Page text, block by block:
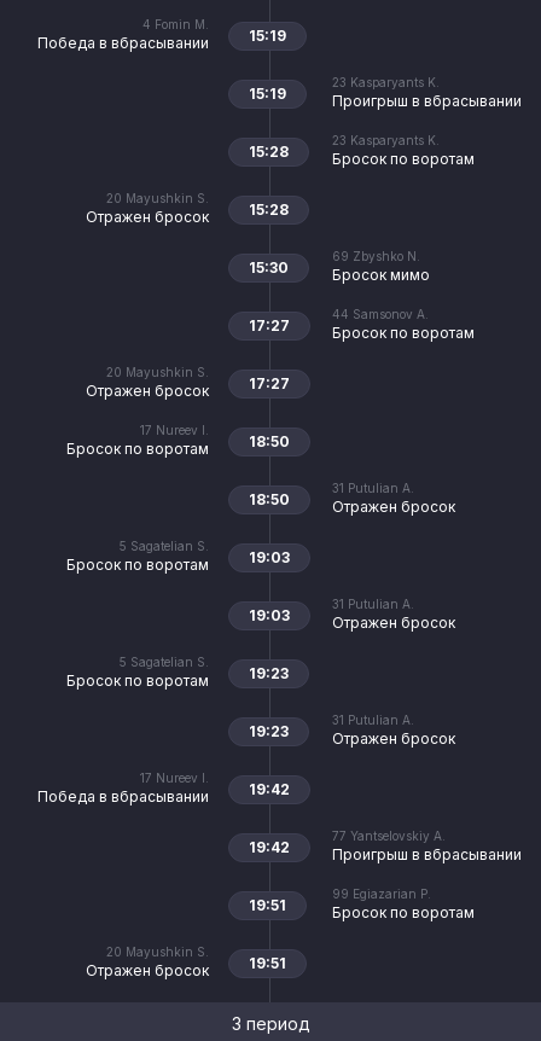
4 Fomin M.
Победа в вбрасывании 15:19
23 Kasparyants K.
Проигрыш в вбрасывании
15:19
23 Kasparyants K.
Бросок по воротам
15:28
20 Mayushkin S.
Отражен бросок 15:28
69 Zbyshko N.
Бросок мимо
15:30
44 Samsonov A.
Бросок по воротам
17:27
20 Mayushkin S.
Отражен бросок 17:27
17 Nureev I.
Бросок по воротам 18:50
31 Putulian A.
Отражен бросок
18:50
5 Sagatelian S.
Бросок по воротам 19:03
31 Putulian A.
Отражен бросок
19:03
5 Sagatelian S.
Бросок по воротам 19:23
31 Putulian A.
Отражен бросок
19:23
17 Nureev I.
Победа в вбрасывании 19:42
77 Yantselovskiy A.
Проигрыш в вбрасывании
19:42
99 Egiazarian P.
Бросок по воротам
19:51
20 Mayushkin S.
Отражен бросок 19:51
3 период